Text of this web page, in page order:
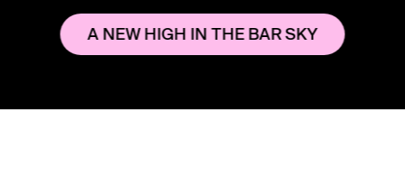
A NEW HIGH IN THE BAR SKY